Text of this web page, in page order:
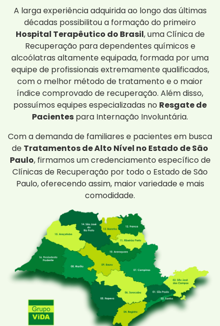
A larga experiência adquirida ao longo das últimas
décadas possibilitou a formação do primeiro
Hospital Terapêutico do Brasil, uma Clínica de
Recuperação para dependentes químicos e
alcoólatras altamente equipada, formada por uma
equipe de profissionais extremamente qualificados,
com o melhor método de tratamento e o maior
índice comprovado de recuperação. Além disso,
possuímos equipes especializadas no Resgate de
Pacientes para Internação Involuntária.
Com a demanda de familiares e pacientes em busca
de Tratamentos de Alto Nível no Estado de São
Paulo, firmamos um credenciamento específico de
Clínicas de Recuperação por todo o Estado de São
Paulo, oferecendo assim, maior variedade e mais
comodidade.